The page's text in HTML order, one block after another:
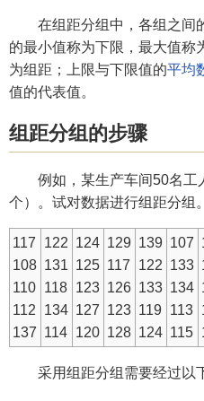
在组距分组中，各组之间
的最小值称为下限，最大值称
为组距；上限与下限值的平均
值的代表值。
组距分组的步骤
例如，某生产车间50名工
个）。试对数据进行组距分组。
117
108
110
112
137
122
131
118
134
114
124
125
123
127
120
129
117
126
123
128
139
122
133
119
124
107
133
134
113
115
采用组距分组需要经过以